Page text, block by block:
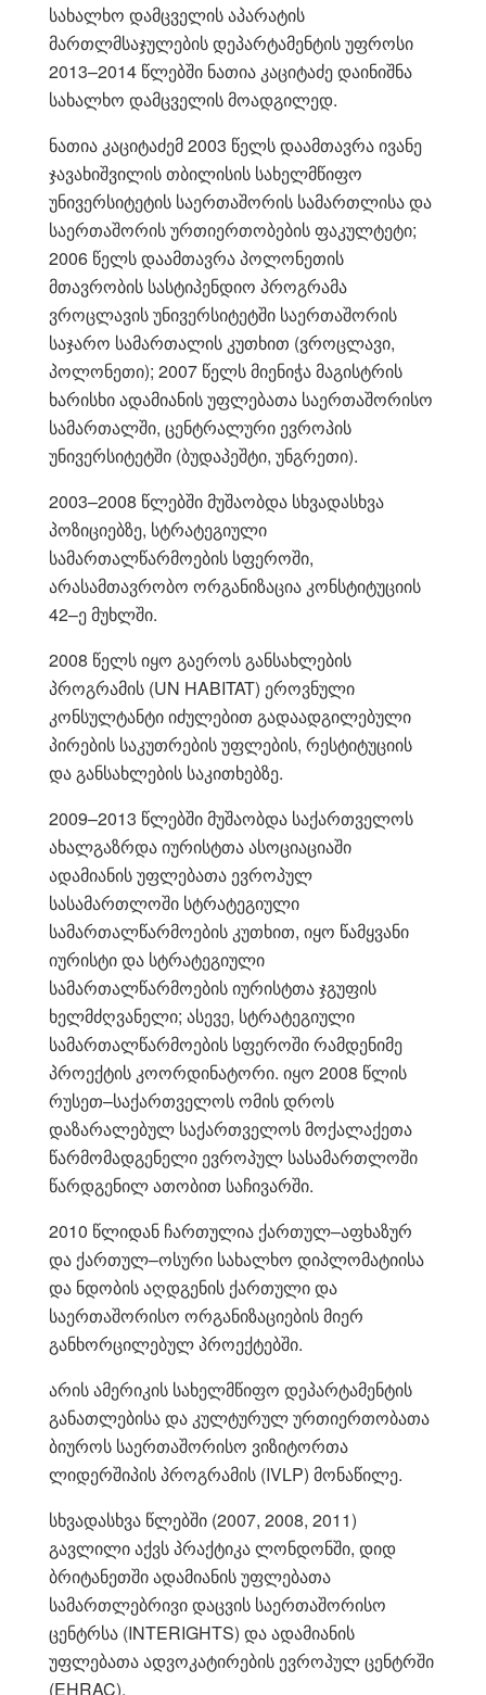
სახალხო დამცველის აპარატის
მართლმსაჯულების დეპარტამენტის უფროსი
2013–2014 წლებში ნათია კაციტაძე დაინიშნა
სახალხო დამცველის მოადგილედ.
ნათია კაციტაძემ 2003 წელს დაამთავრა ივანე
ჯავახიშვილის თბილისის სახელმწიფო
უნივერსიტეტის საერთაშორის სამართლისა და
საერთაშორის ურთიერთობების ფაკულტეტი;
2006 წელს დაამთავრა პოლონეთის
მთავრობის სასტიპენდიო პროგრამა
ვროცლავის უნივერსიტეტში საერთაშორის
საჯარო სამართალის კუთხით (ვროცლავი,
პოლონეთი); 2007 წელს მიენიჭა მაგისტრის
ხარისხი ადამიანის უფლებათა საერთაშორისო
სამართალში, ცენტრალური ევროპის
უნივერსიტეტში (ბუდაპეშტი, უნგრეთი).
2003–2008 წლებში მუშაობდა სხვადასხვა
პოზიციებზე, სტრატეგიული
სამართალწარმოების სფეროში,
არასამთავრობო ორგანიზაცია კონსტიტუციის
42–ე მუხლში.
2008 წელს იყო გაეროს განსახლების
პროგრამის (UN HABITAT) ეროვნული
კონსულტანტი იძულებით გადაადგილებული
პირების საკუთრების უფლების, რესტიტუციის
და განსახლების საკითხებზე.
2009–2013 წლებში მუშაობდა საქართველოს
ახალგაზრდა იურისტთა ასოციაციაში
ადამიანის უფლებათა ევროპულ
სასამართლოში სტრატეგიული
სამართალწარმოების კუთხით, იყო წამყვანი
იურისტი და სტრატეგიული
სამართალწარმოების იურისტთა ჯგუფის
ხელმძღვანელი; ასევე, სტრატეგიული
სამართალწარმოების სფეროში რამდენიმე
პროექტის კოორდინატორი. იყო 2008 წლის
რუსეთ–საქართველოს ომის დროს
დაზარალებულ საქართველოს მოქალაქეთა
წარმომადგენელი ევროპულ სასამართლოში
წარდგენილ ათობით საჩივარში.
2010 წლიდან ჩართულია ქართულ–აფხაზურ
და ქართულ–ოსური სახალხო დიპლომატიისა
და ნდობის აღდგენის ქართული და
საერთაშორისო ორგანიზაციების მიერ
განხორცილებულ პროექტებში.
არის ამერიკის სახელმწიფო დეპარტამენტის
განათლებისა და კულტურულ ურთიერთობათა
ბიუროს საერთაშორისო ვიზიტორთა
ლიდერშიპის პროგრამის (IVLP) მონაწილე.
სხვადასხვა წლებში (2007, 2008, 2011)
გავლილი აქვს პრაქტიკა ლონდონში, დიდ
ბრიტანეთში ადამიანის უფლებათა
სამართლებრივი დაცვის საერთაშორისო
ცენტრსა (INTERIGHTS) და ადამიანის
უფლებათა ადვოკატირების ევროპულ ცენტრში
(EHRAC).